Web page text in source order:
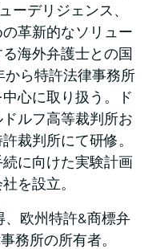
ーデリジェンス、
革新的なソリュー
海外弁護士との国
ら特許法律事務所
心に取り扱う。ド
ルフ高等裁判所お
裁判所にて研修。
に向けた実験計画
を設立。
、欧州特許&商標弁
務所の所有者。